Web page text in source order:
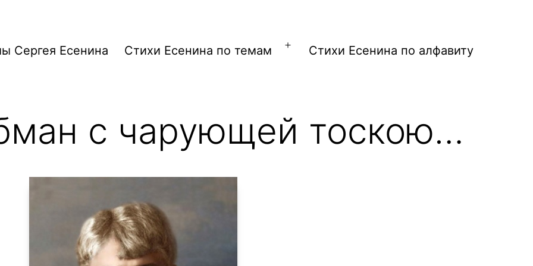
Сергея Есенина Стихи Есенина по темам
ОткрытьСтихи Есенина по алфавиту
с чарующей тоскою…